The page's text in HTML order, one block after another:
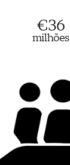
milhões
€36